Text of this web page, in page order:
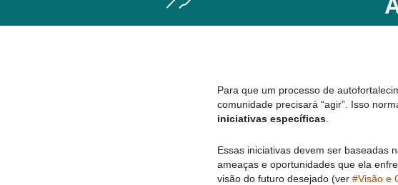
Para que um processo de
comunidade precisará “agir”. Isso
iniciativas específicas
Essas iniciativas devem ser baseadas
ameaças e oportunidades que ela
visão do futuro desejado (ver #Visão e